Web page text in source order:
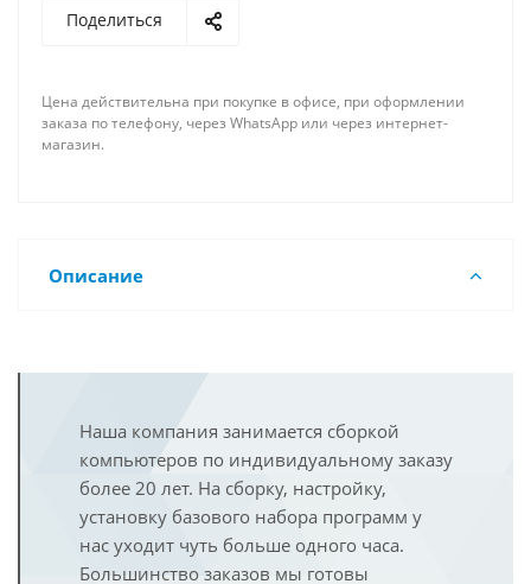
Поделиться
Цена действительна при покупке в офисе, при оформлении
заказа по телефону, через WhatsApp или через интернет-
магазин.
Описание
Наша компания занимается сборкой
компьютеров по индивидуальному заказу
более 20 лет. На сборку, настройку,
установку базового набора программ у
нас уходит чуть больше одного часа.
Большинство заказов мы готовы